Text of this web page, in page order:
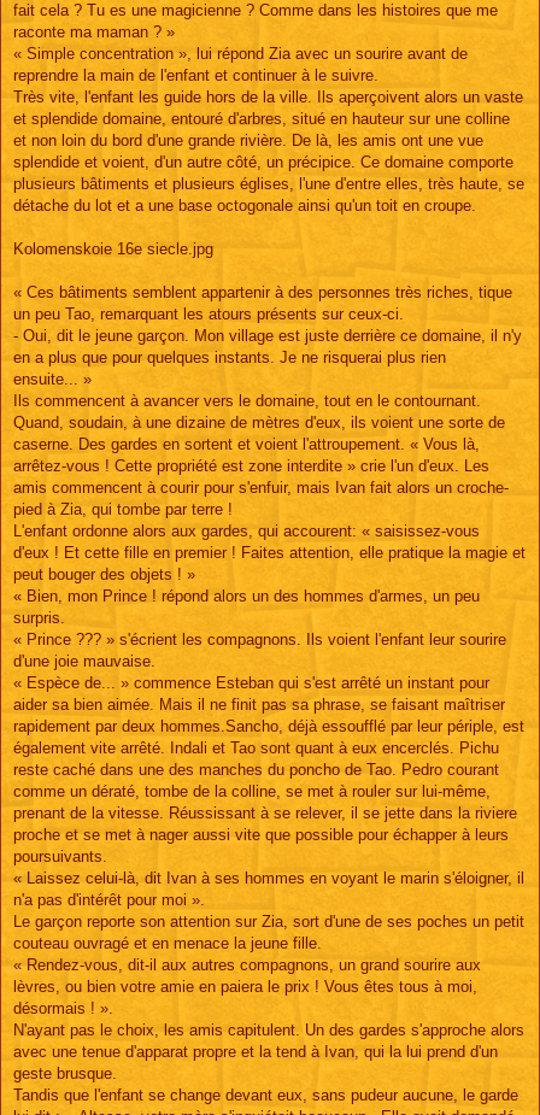
fait cela ? Tu es une magicienne ? Comme dans les histoires que me
raconte ma maman ? »
« Simple concentration », lui répond Zia avec un sourire avant de
reprendre la main de l'enfant et continuer à le suivre.
Très vite, l'enfant les guide hors de la ville. Ils aperçoivent alors un vaste
et splendide domaine, entouré d'arbres, situé en hauteur sur une colline
et non loin du bord d'une grande rivière. De là, les amis ont une vue
splendide et voient, d'un autre côté, un précipice. Ce domaine comporte
plusieurs bâtiments et plusieurs églises, l'une d'entre elles, très haute, se
détache du lot et a une base octogonale ainsi qu'un toit en croupe.
Kolomenskoie 16e siecle.jpg
« Ces bâtiments semblent appartenir à des personnes très riches, tique
un peu Tao, remarquant les atours présents sur ceux-ci.
- Oui, dit le jeune garçon. Mon village est juste derrière ce domaine, il n'y
en a plus que pour quelques instants. Je ne risquerai plus rien
ensuite... »
Ils commencent à avancer vers le domaine, tout en le contournant.
Quand, soudain, à une dizaine de mètres d'eux, ils voient une sorte de
caserne. Des gardes en sortent et voient l'attroupement. « Vous là,
arrêtez-vous ! Cette propriété est zone interdite » crie l'un d'eux. Les
amis commencent à courir pour s'enfuir, mais Ivan fait alors un croche-
pied à Zia, qui tombe par terre !
L'enfant ordonne alors aux gardes, qui accourent: « saisissez-vous
d'eux ! Et cette fille en premier ! Faites attention, elle pratique la magie et
peut bouger des objets ! »
« Bien, mon Prince ! répond alors un des hommes d'armes, un peu
surpris.
« Prince ??? » s'écrient les compagnons. Ils voient l'enfant leur sourire
d'une joie mauvaise.
« Espèce de... » commence Esteban qui s'est arrêté un instant pour
aider sa bien aimée. Mais il ne finit pas sa phrase, se faisant maîtriser
rapidement par deux hommes.Sancho, déjà essoufflé par leur périple, est
également vite arrêté. Indali et Tao sont quant à eux encerclés. Pichu
reste caché dans une des manches du poncho de Tao. Pedro courant
comme un dératé, tombe de la colline, se met à rouler sur lui-même,
prenant de la vitesse. Réussissant à se relever, il se jette dans la riviere
proche et se met à nager aussi vite que possible pour échapper à leurs
poursuivants.
« Laissez celui-là, dit Ivan à ses hommes en voyant le marin s'éloigner, il
n'a pas d'intérêt pour moi ».
Le garçon reporte son attention sur Zia, sort d'une de ses poches un petit
couteau ouvragé et en menace la jeune fille.
« Rendez-vous, dit-il aux autres compagnons, un grand sourire aux
lèvres, ou bien votre amie en paiera le prix ! Vous êtes tous à moi,
désormais ! ».
N'ayant pas le choix, les amis capitulent. Un des gardes s'approche alors
avec une tenue d'apparat propre et la tend à Ivan, qui la lui prend d'un
geste brusque.
Tandis que l'enfant se change devant eux, sans pudeur aucune, le garde